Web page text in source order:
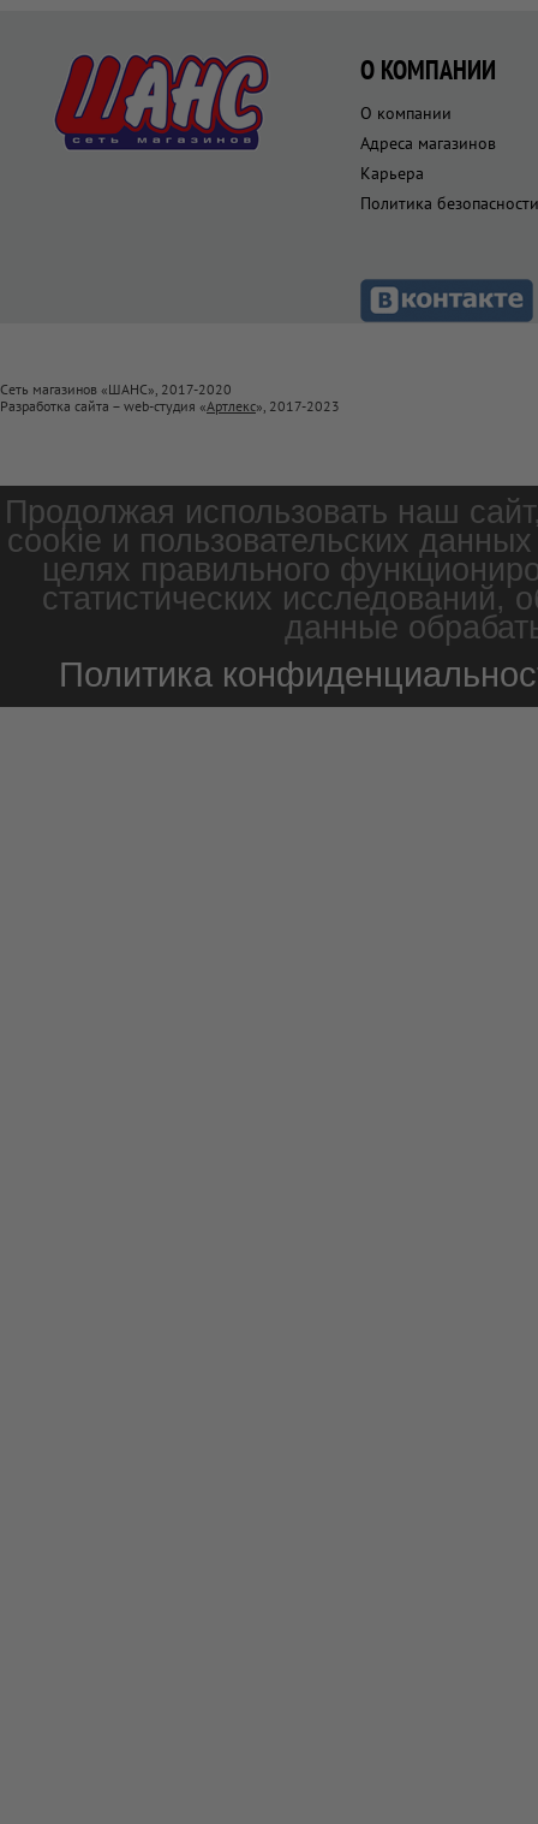
О КОМПАНИИ
О компании
Адреса магазинов
Карьера
Политика безопасности
Сеть магазинов «ШАНС», 2017-2020
Разработка сайта – web-студия «Артлекс», 2017-2023
Продолжая использовать наш
cookie и пользовательских
целях правильного
статистических
данные
Политика